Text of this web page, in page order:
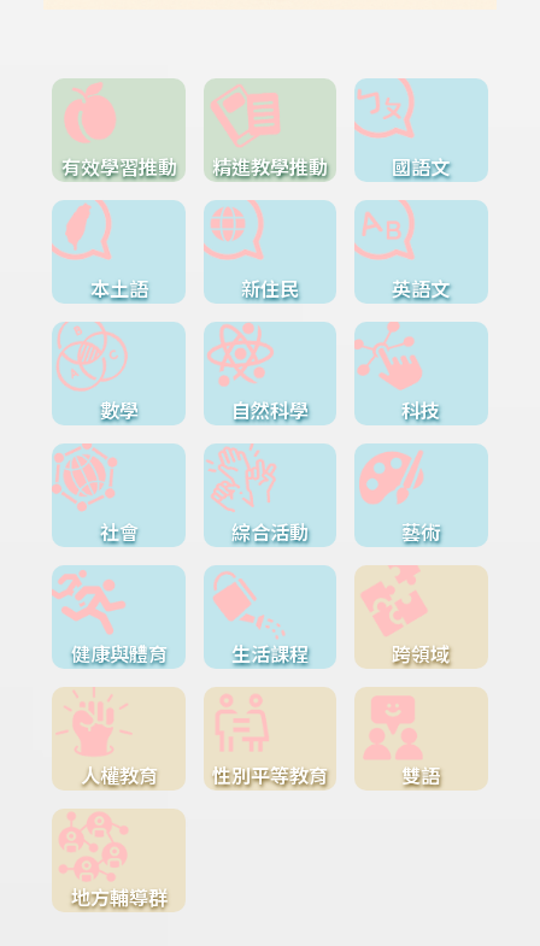
有效學習推動 精進教學推動 國語文
本土語 新住民 英語文
數學 自然科學 科技
社會 綜合活動 藝術
健康與體育 生活課程 跨領域
人權教育 性別平等教育 雙語
地方輔導群